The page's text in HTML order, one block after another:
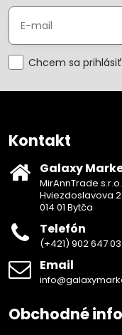
Chcem sa
Kontakt
Galaxy
MirAnnTrade s.r.o.
Hviezdoslavova
014 01 Bytča
Telefón
(+421) 902 647
Email
Obchodné